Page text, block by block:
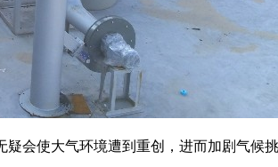
会使大气环境遭到重创，进而加剧气候挑